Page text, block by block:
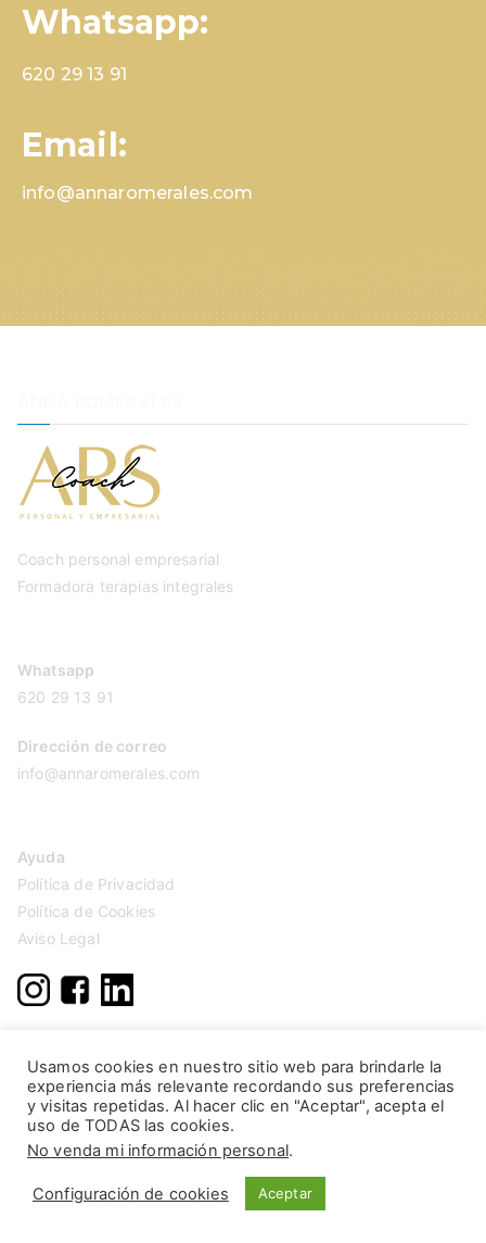
Whatsapp:
620 29 13 91
Email:
info@annaromerales.com
Coach personal empresarial
Formadora terapias integrales
Whatsapp
620 29 13 91
Dirección de correo
info@annaromerales.com
Ayuda
Política de Privacidad
Política de Cookies
Aviso Legal
Usamos cookies en nuestro sitio web para brindarle la
experiencia más relevante recordando sus preferencias
y visitas repetidas. Al hacer clic en "Aceptar", acepta el
uso de TODAS las cookies.
No venda mi información personal.
Configuración de cookies Aceptar